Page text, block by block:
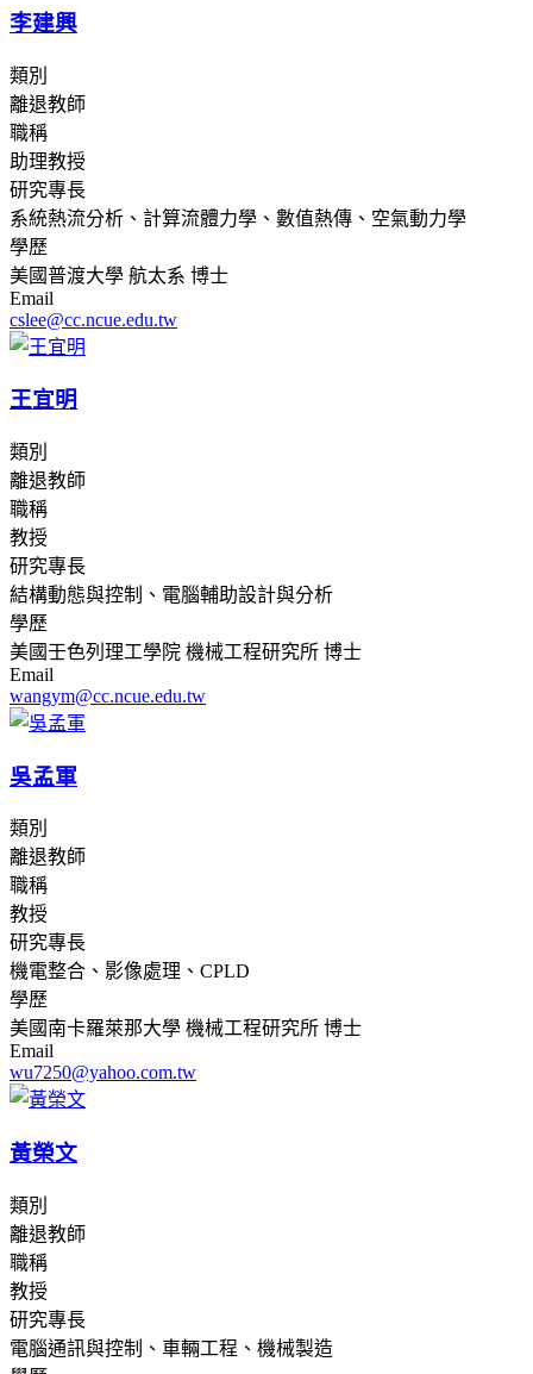
李建興
類別
離退教師
職稱
助理教授
研究專長
系統熱流分析、計算流體力學、數值熱傳、空氣動力學
學歷
美國普渡大學 航太系 博士
Email
cslee@cc.ncue.edu.tw
王宜明
類別
離退教師
職稱
教授
研究專長
結構動態與控制、電腦輔助設計與分析
學歷
美國壬色列理工學院 機械工程研究所 博士
Email
wangym@cc.ncue.edu.tw
吳孟軍
類別
離退教師
職稱
教授
研究專長
機電整合、影像處理、CPLD
學歷
美國南卡羅萊那大學 機械工程研究所 博士
Email
wu7250@yahoo.com.tw
黃榮文
類別
離退教師
職稱
教授
研究專長
電腦通訊與控制、車輛工程、機械製造